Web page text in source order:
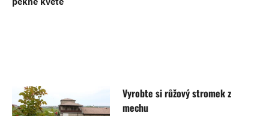
Vyrobte si růžový stromek z
mechu